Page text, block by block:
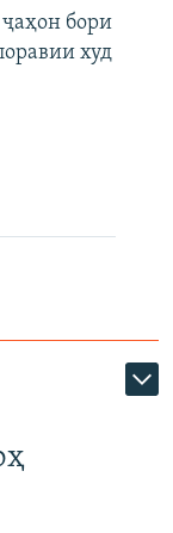
бори
худ